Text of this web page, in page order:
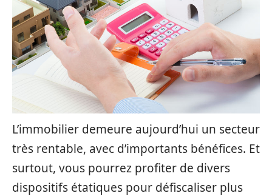
L’immobilier demeure aujourd’hui un secteur
très rentable, avec d’importants bénéfices. Et
surtout, vous pourrez profiter de divers
dispositifs étatiques pour défiscaliser plus